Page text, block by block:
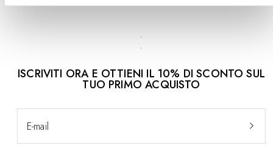
ISCRIVITI ORA E OTTIENI IL 10% DI SCONTO SUL
TUO PRIMO ACQUISTO
E-mail